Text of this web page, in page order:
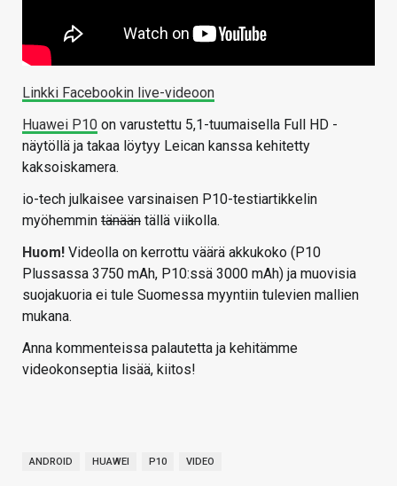
Linkki Facebookin live-videoon
Huawei P10 on varustettu 5,1-tuumaisella Full HD -
näytöllä ja takaa löytyy Leican kanssa kehitetty
kaksoiskamera.
io-tech julkaisee varsinaisen P10-testiartikkelin
myöhemmin tänään tällä viikolla.
Huom! Videolla on kerrottu väärä akkukoko (P10
Plussassa 3750 mAh, P10:ssä 3000 mAh) ja muovisia
suojakuoria ei tule Suomessa myyntiin tulevien mallien
mukana.
Anna kommenteissa palautetta ja kehitämme
videokonseptia lisää, kiitos!
ANDROID HUAWEI P10 VIDEO